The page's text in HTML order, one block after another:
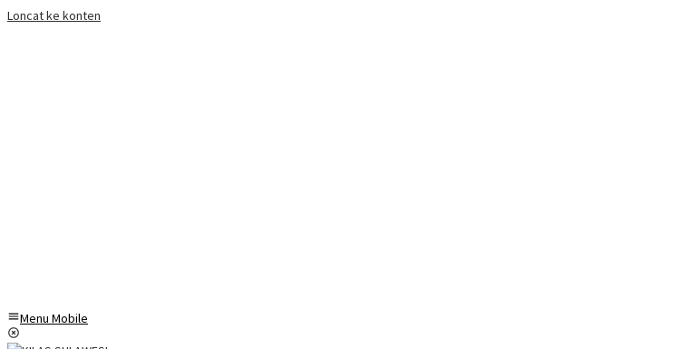
Loncat ke konten
Menu Mobile